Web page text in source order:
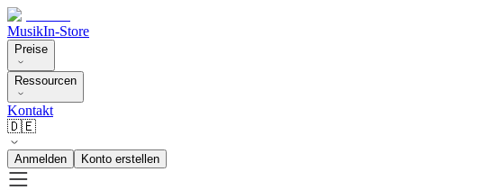
MusikIn-Store
Preise
Ressourcen
Kontakt
🇩🇪
Anmelden Konto erstellen